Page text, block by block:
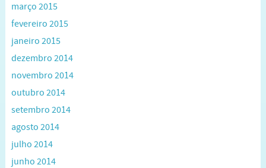
março 2015
fevereiro 2015
janeiro 2015
dezembro 2014
novembro 2014
outubro 2014
setembro 2014
agosto 2014
julho 2014
junho 2014